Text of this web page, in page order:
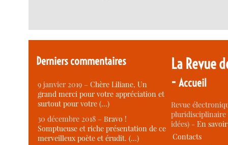
Derniers commentaires
9 janvier 2019 –Chère Liliane, Un
grand merci pour votre appréciation et
surtout pour votre (…)
30 décembre 2018 –Bravo !
Somptueuse et riche présentation de ce
merveilleux poète et érudit. (…)
La Revue
-Accueil
Revue
idées) -En
Contacts